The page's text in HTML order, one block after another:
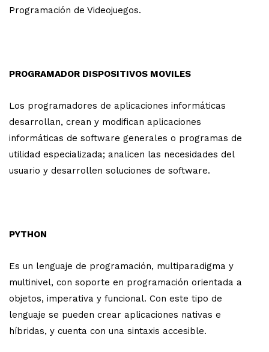
Programación de Videojuegos.
PROGRAMADOR DISPOSITIVOS MOVILES
Los programadores de aplicaciones informáticas
desarrollan, crean y modifican aplicaciones
informáticas de software generales o programas de
utilidad especializada; analicen las necesidades del
usuario y desarrollen soluciones de software.
PYTHON
Es un lenguaje de programación, multiparadigma y
multinivel, con soporte en programación orientada a
objetos, imperativa y funcional. Con este tipo de
lenguaje se pueden crear aplicaciones nativas e
híbridas, y cuenta con una sintaxis accesible.